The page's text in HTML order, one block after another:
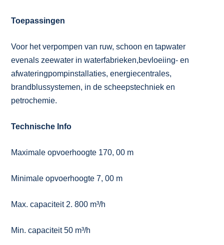
Toepassingen
Voor het verpompen van ruw, schoon en tapwater
evenals zeewater in waterfabrieken,bevloeiing- en
afwateringpompinstallaties, energiecentrales,
brandblussystemen, in de scheepstechniek en
petrochemie.
Technische Info
Maximale opvoerhoogte 170, 00 m
Minimale opvoerhoogte 7, 00 m
Max. capaciteit 2. 800 m³/h
Min. capaciteit 50 m³/h